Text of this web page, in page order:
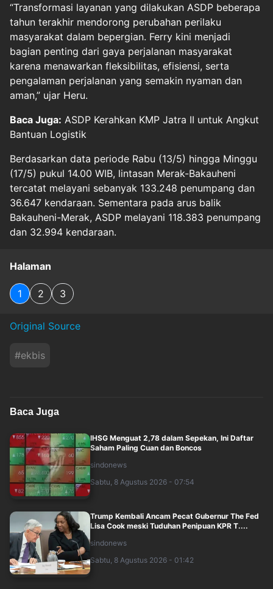
“Transformasi layanan yang dilakukan ASDP beberapa
tahun terakhir mendorong perubahan perilaku
masyarakat dalam bepergian. Ferry kini menjadi
bagian penting dari gaya perjalanan masyarakat
karena menawarkan fleksibilitas, efisiensi, serta
pengalaman perjalanan yang semakin nyaman dan
aman,” ujar Heru.
Baca Juga: ASDP Kerahkan KMP Jatra II untuk Angkut
Bantuan Logistik
Berdasarkan data periode Rabu (13/5) hingga Minggu
(17/5) pukul 14.00 WIB, lintasan Merak-Bakauheni
tercatat melayani sebanyak 133.248 penumpang dan
36.647 kendaraan. Sementara pada arus balik
Bakauheni-Merak, ASDP melayani 118.383 penumpang
dan 32.994 kendaraan.
Halaman
1 2 3
Original Source
#ekbis
Baca Juga
IHSG Menguat 2,78 dalam Sepekan, Ini Daftar
Saham Paling Cuan dan Boncos
sindonews
Sabtu, 8 Agustus 2026 - 07:54
Trump Kembali Ancam Pecat Gubernur The Fed
Lisa Cook meski Tuduhan Penipuan KPR T....
sindonews
Sabtu, 8 Agustus 2026 - 01:42